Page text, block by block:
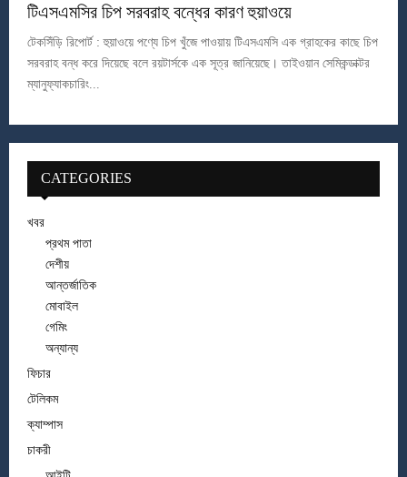
টিএসএমসির চিপ সরবরাহ বন্ধের কারণ হুয়াওয়ে
টেকসিঁড়ি রিপোর্ট : হুয়াওয়ে পণ্যে চিপ খুঁজে পাওয়ায় টিএসএমসি এক গ্রাহকের কাছে চিপ
সরবরাহ বন্ধ করে দিয়েছে বলে রয়টার্সকে এক সূত্র জানিয়েছে। তাইওয়ান সেমিকন্ডাক্টর
ম্যানুফ্যাকচারিং...
CATEGORIES
খবর
প্রথম পাতা
দেশীয়
আন্তর্জাতিক
মোবাইল
গেমিং
অন্যান্য
ফিচার
টেলিকম
ক্যাম্পাস
চাকরী